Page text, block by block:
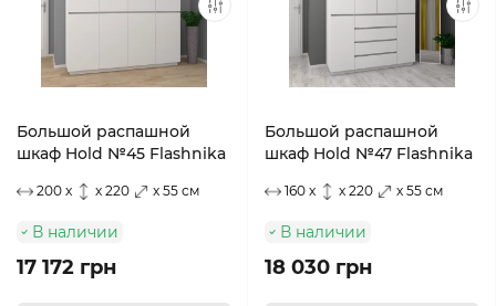
Большой распашной
шкаф Hold №45 Flashnika
200 x x 220 x 55 см
В наличии
17 172 грн
Большой распашной
шкаф Hold №47 Flashnika
160 x x 220 x 55 см
В наличии
18 030 грн